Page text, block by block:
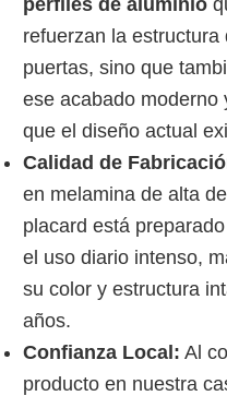
refuerzan la estructura
puertas, sino que
ese acabado moderno
que el diseño actual
Calidad de
en melamina de alta
placard está
el uso diario intenso,
su color y estructura
años.
Confianza Local: Al
producto en nuestra